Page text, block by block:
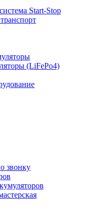
Start-Stop
(LiFePo4)
звонку